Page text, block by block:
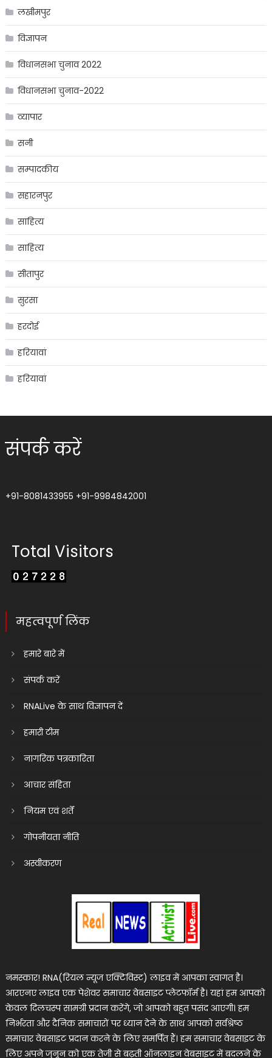
लखीमपुर
विज्ञापन
विधानसभा चुनाव 2022
विधानसभा चुनाव-2022
व्यापार
सनी
सम्पादकीय
सहारनपुर
साहित्य
साहित्य
सीतापुर
सुरसा
हरदोई
हरियावां
हरियावां
संपर्क करें
+91-8081433955 +91-9984842001
Total Visitors
महत्वपूर्ण लिंक
हमारे बारे में
संपर्क करें
RNALive के साथ विज्ञापन दें
हमारी टीम
नागरिक पत्रकारिता
आचार संहिता
नियम एवं शर्तें
गोपनीयता नीति
अस्वीकरण
नमस्कार! RNA(रियल न्यूज एक्टिविस्ट) लाइव में आपका स्वागत है।
आरएनए लाइव एक पेशेवर समाचार वेबसाइट प्लेटफॉर्म है। यहां हम आपको
केवल दिलचस्प सामग्री प्रदान करेंगे, जो आपको बहुत पसंद आएगी। हम
निर्भरता और दैनिक समाचारों पर ध्यान देने के साथ आपको सर्वश्रेष्ठ
समाचार वेबसाइट प्रदान करने के लिए समर्पित हैं। हम समाचार वेबसाइट के
लिए अपने जुनून को एक तेजी से बढ़ती ऑनलाइन वेबसाइट में बदलने के